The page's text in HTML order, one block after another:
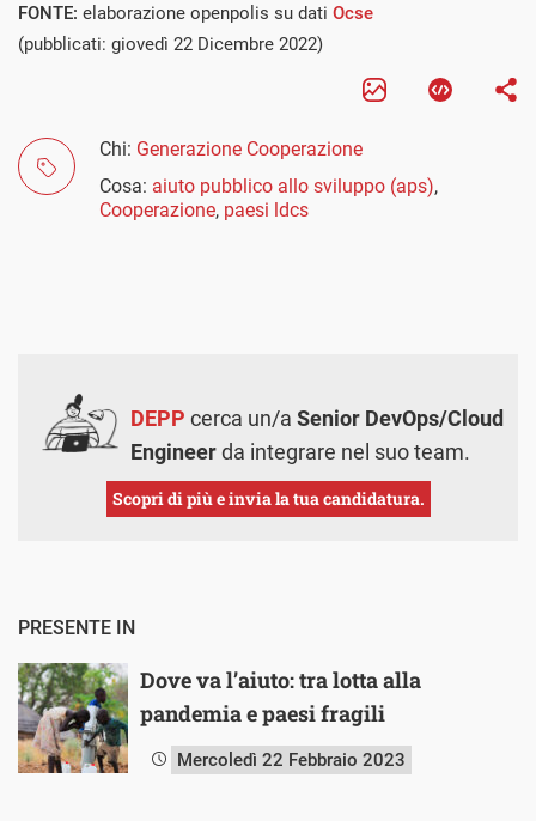
FONTE: elaborazione openpolis su dati Ocse
(pubblicati: giovedì 22 Dicembre 2022)
Chi: Generazione Cooperazione
Cosa: aiuto pubblico allo sviluppo (aps),
Cooperazione, paesi ldcs
DEPP cerca un/a Senior DevOps/Cloud
Engineerda integrare nel suo team.
Scopri di più e invia la tua candidatura.
PRESENTE IN
Dove va l’aiuto: tra lotta alla
pandemia e paesi fragili
Mercoledì 22 Febbraio 2023